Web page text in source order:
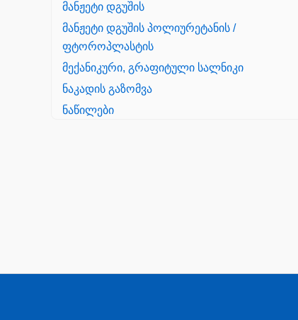
მანჟეტი დგუშის
მანჟეტი დგუშის პოლიურეტანის /
ფტოროპლასტის
მექანიკური, გრაფიტული სალნიკი
ნაკადის გაზომვა
ნაწილები
რეზინის რგოლი